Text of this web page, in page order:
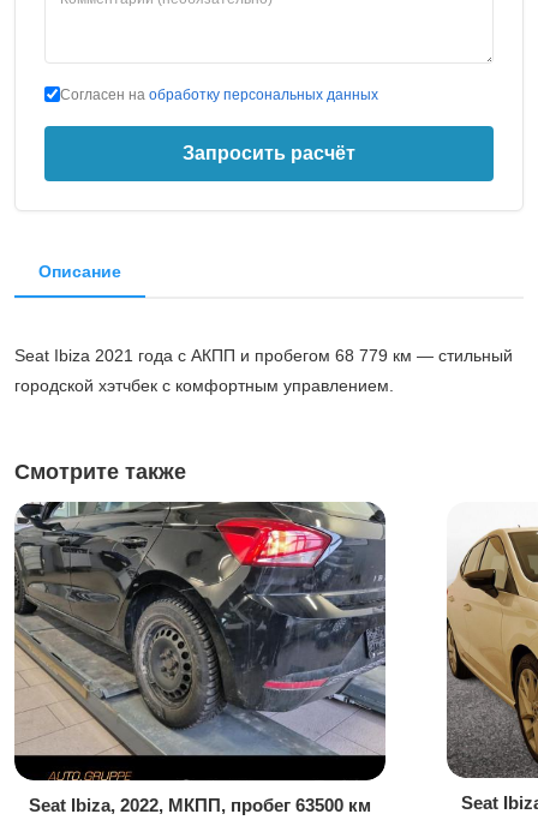
Согласен на обработку персональных данных
Запросить расчёт
Описание
Seat Ibiza 2021 года с АКПП и пробегом 68 779 км — стильный
городской хэтчбек с комфортным управлением.
Смотрите также
Seat Ibiza, 2022, МКПП, пробег 63500 км Seat